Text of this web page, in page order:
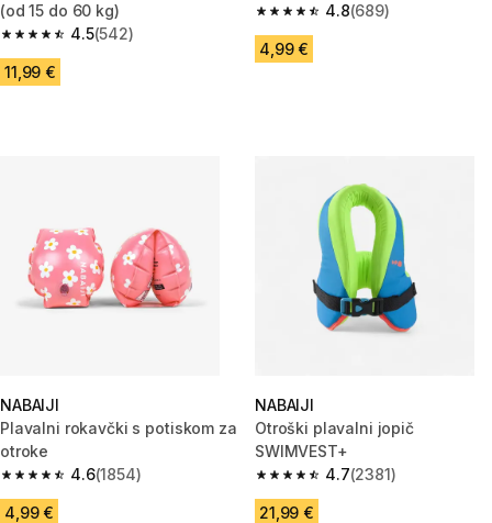
(od 15 do 60 kg)
4.5
4.5 od 5 zvezdic from 542 ocene
(542)
11,99 €
4.8
4.8 od 5 zvezdic from 689
(689)
4,99 €
NABAIJI
Plavalni rokavčki s potiskom za
otroke
4.6
4.6 od 5 zvezdic from 1854 ocene
(1854)
4,99 €
NABAIJI
Otroški plavalni jopič
SWIMVEST+
4.7
4.7 od 5 zvezdic from 2381
(2381)
21,99 €